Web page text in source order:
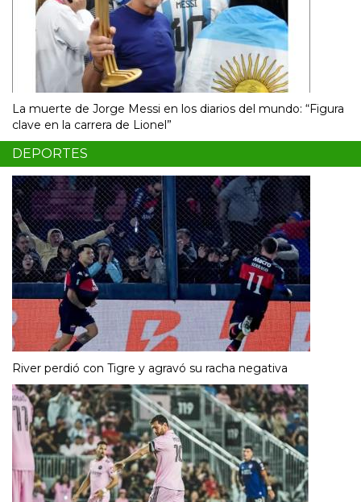
La muerte de Jorge Messi en los diarios del mundo: “Figura
clave en la carrera de Lionel”
DEPORTES
River perdió con Tigre y agravó su racha negativa